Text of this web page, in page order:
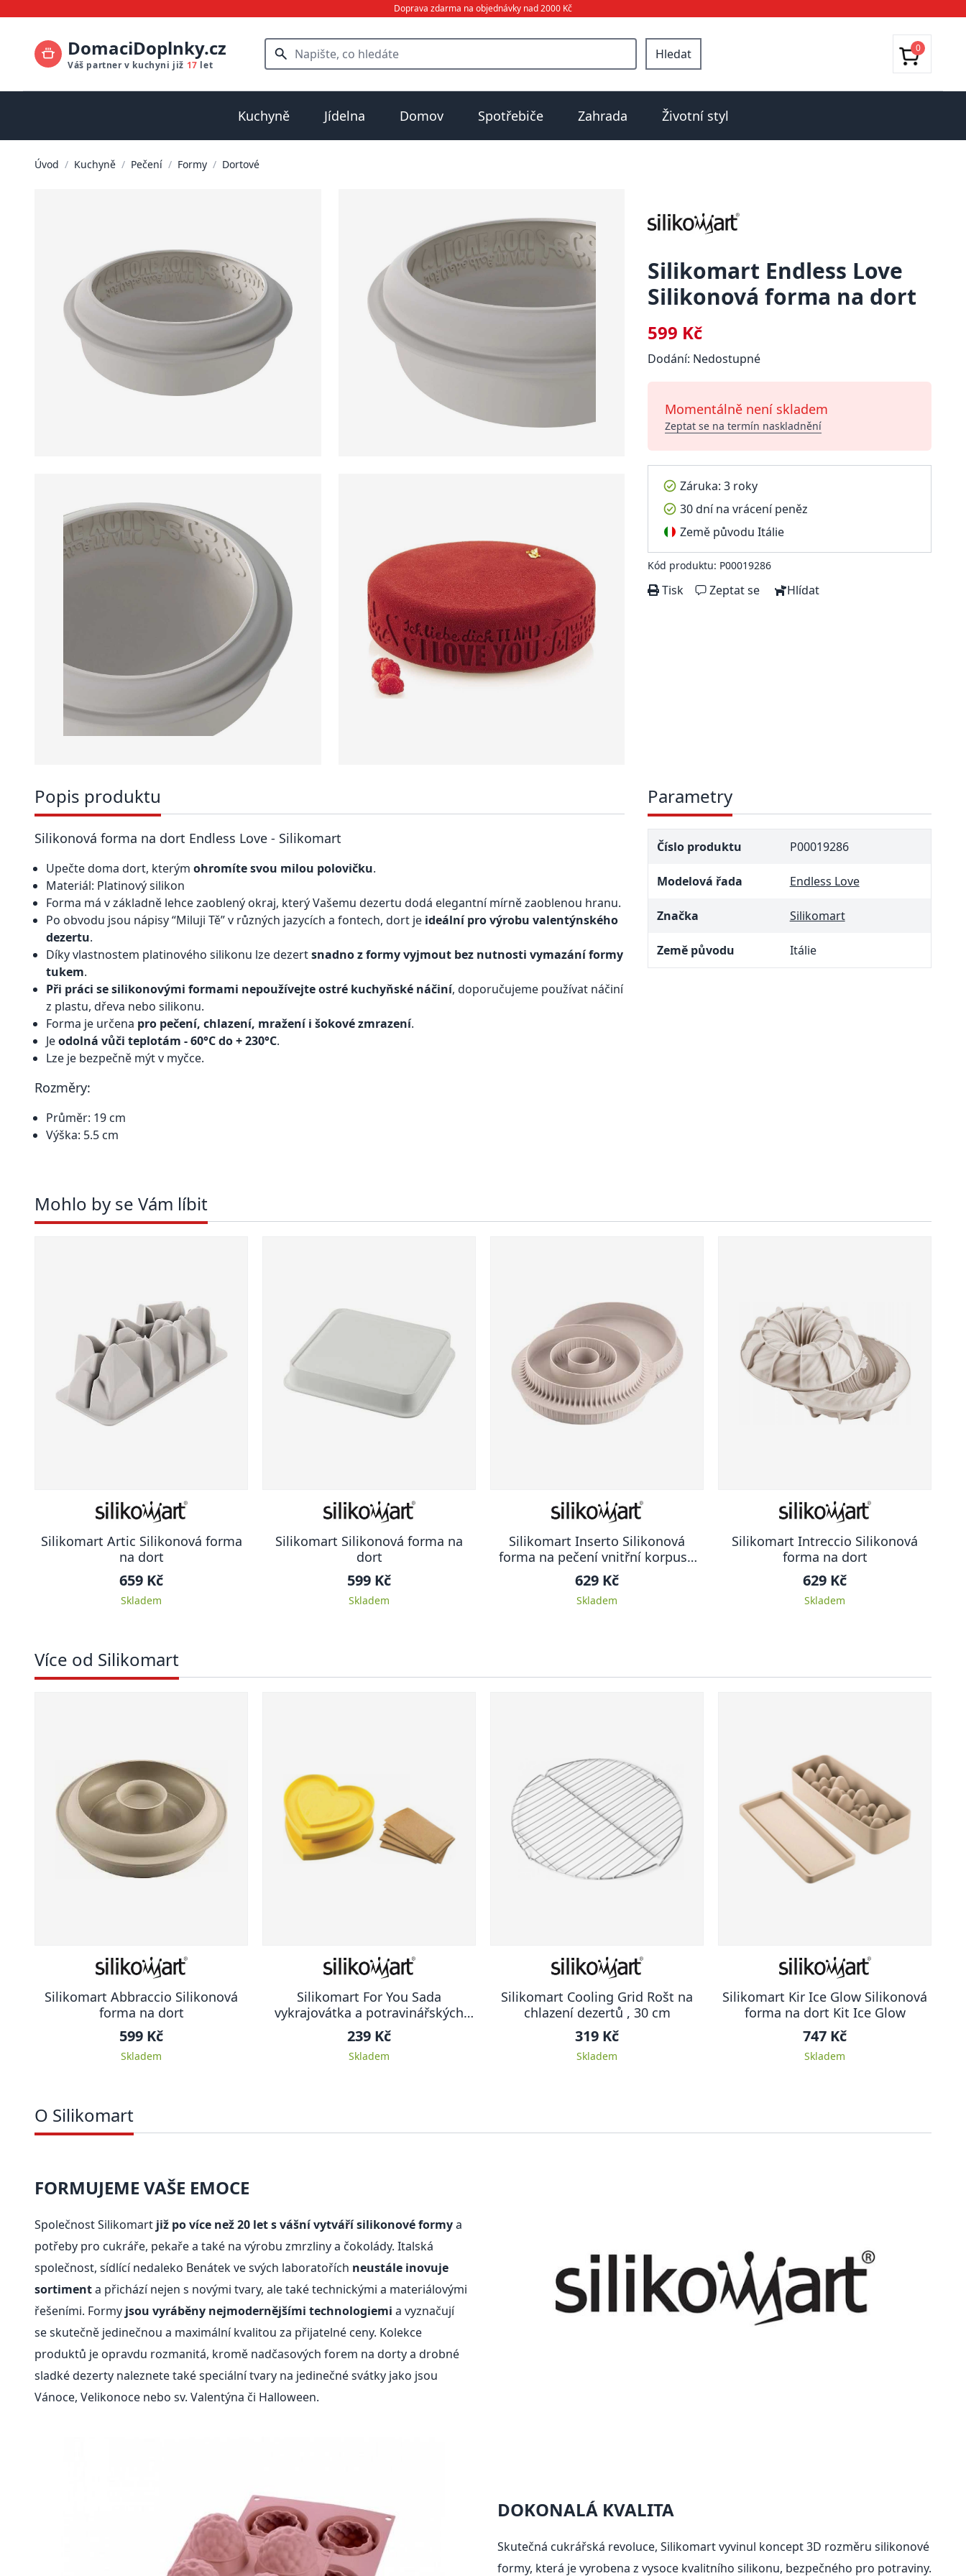
Doprava zdarma na objednávky nad 2000 Kč
DomaciDoplnky.cz
Váš partner v kuchyni již 17 let
Hledat 0
Kuchyně Jídelna Domov Spotřebiče Zahrada Životní styl
Úvod / Kuchyně / Pečení / Formy / Dortové
Silikomart Endless Love
Silikonová forma na dort
599 Kč
Dodání: Nedostupné
Momentálně není skladem
Zeptat se na termín naskladnění
Záruka: 3 roky
30 dní na vrácení peněz
Země původu Itálie
Kód produktu: P00019286
Tisk Zeptat se Hlídat
Popis produktu
Silikonová forma na dort Endless Love - Silikomart
Upečte doma dort, kterým ohromíte svou milou polovičku.
Materiál: Platinový silikon
Forma má v základně lehce zaoblený okraj, který Vašemu dezertu dodá elegantní mírně zaoblenou hranu.
Po obvodu jsou nápisy “Miluji Tě” v různých jazycích a fontech, dort je ideální pro výrobu valentýnského
dezertu.
Díky vlastnostem platinového silikonu lze dezertsnadno z formy vyjmout bez nutnosti vymazání formy
tukem.
Při práci se silikonovými formami nepoužívejte ostré kuchyňské náčiní, doporučujeme používat náčiní
z plastu, dřeva nebo silikonu.
Forma je určena pro pečení, chlazení, mražení i šokové zmrazení.
Jeodolná vůči teplotám - 60°C do + 230°C.
Lze je bezpečně mýt v myčce.
Rozměry:
Průměr: 19 cm
Výška: 5.5 cm
Parametry
Číslo produktu P00019286
Modelová řada Endless Love
Značka Silikomart
Země původu Itálie
Mohlo by se Vám líbit
Silikomart Artic Silikonová forma
na dort
659 Kč
Skladem
Silikomart Silikonová forma na
dort
599 Kč
Skladem
Silikomart Inserto Silikonová
forma na pečení vnitřní korpusů
Multi- Round
629 Kč
Skladem
Silikomart Intreccio Silikonová
forma na dort
629 Kč
Skladem
Více od Silikomart
Silikomart Abbraccio Silikonová
forma na dort
599 Kč
Skladem
Silikomart For You Sada
vykrajovátka a potravinářských
papírků , srdce
239 Kč
Skladem
Silikomart Cooling Grid Rošt na
chlazení dezertů , 30 cm
319 Kč
Skladem
Silikomart Kir Ice Glow Silikonová
forma na dort Kit Ice Glow
747 Kč
Skladem
O Silikomart
FORMUJEME VAŠE EMOCE
Společnost Silikomart již po více než 20 let s vášní vytváří silikonové formya
potřeby pro cukráře, pekaře a také na výrobu zmrzliny a čokolády. Italská
společnost, sídlící nedaleko Benátek ve svých laboratořích neustále inovuje
sortimenta přichází nejen s novými tvary, ale také technickými a materiálovými
řešeními. Formy jsou vyráběny nejmodernějšími technologiemi a vyznačují
se skutečně jedinečnou a maximální kvalitou za přijatelné ceny. Kolekce
produktů je opravdu rozmanitá, kromě nadčasových forem na dorty a drobné
sladké dezerty naleznete také speciální tvary na jedinečné svátky jako jsou
Vánoce, Velikonoce nebo sv. Valentýna či Halloween.
DOKONALÁ KVALITA
Skutečná cukrářská revoluce, Silikomart vyvinul koncept 3D rozměru silikonové
formy, která je vyrobena z vysoce kvalitního silikonu, bezpečného pro potraviny.